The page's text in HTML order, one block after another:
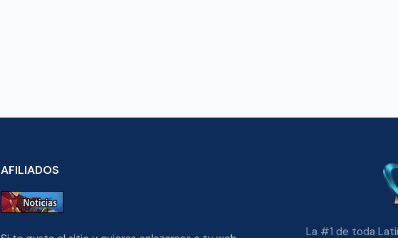
AFILIADOS
La #1 de toda